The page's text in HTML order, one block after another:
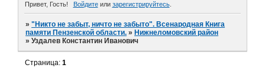
Привет, Гость! Войдитеили зарегистрируйтесь.
»"Никто не забыт, ничто не забыто". Всенародная Книга
памяти Пензенской области. » Нижнеломовский район
»Уздалев Константин Иванович
Страница:1